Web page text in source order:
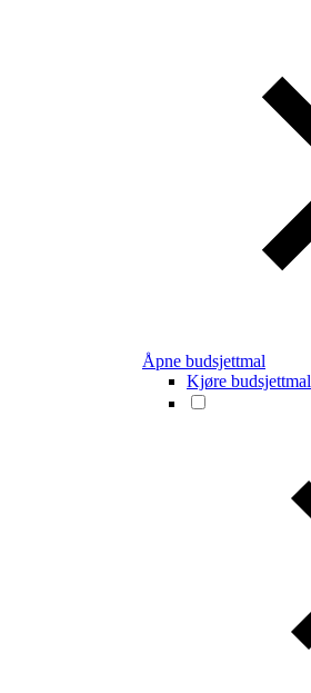
Åpne budsjettmal
Kjøre budsjettmal